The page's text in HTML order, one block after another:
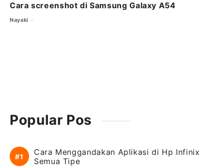
Cara screenshot di Samsung Galaxy A54
Nayaki
Popular Pos
Cara Menggandakan Aplikasi di Hp Infinix
Semua Tipe